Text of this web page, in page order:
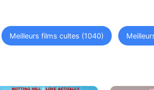
Meilleurs films cultes (1040)